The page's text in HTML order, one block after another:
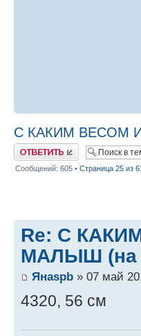
С КАКИМ ВЕСОМ
Ответить
Сообщений: 605 • Страница 25 из
Re: С
МАЛЫШ (на
Янаspb » 07 май
4320, 56 см